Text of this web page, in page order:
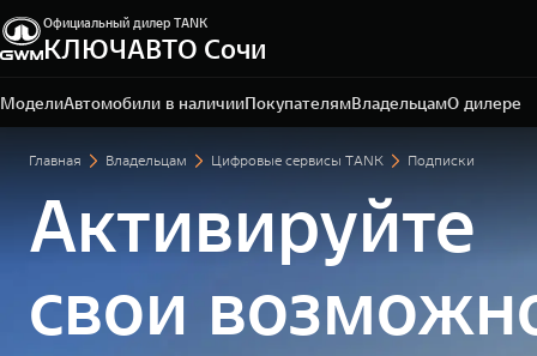
Официальный дилер TANK
КЛЮЧАВТО Сочи
МоделиАвтомобили в наличииПокупателямВладельцамО дилере
Сочи, ул. Кипарисовая, 16/1
+7 (862) 445-62-01
Главная Владельцам Цифровые сервисы TANK Подписки
Активируйте
свои